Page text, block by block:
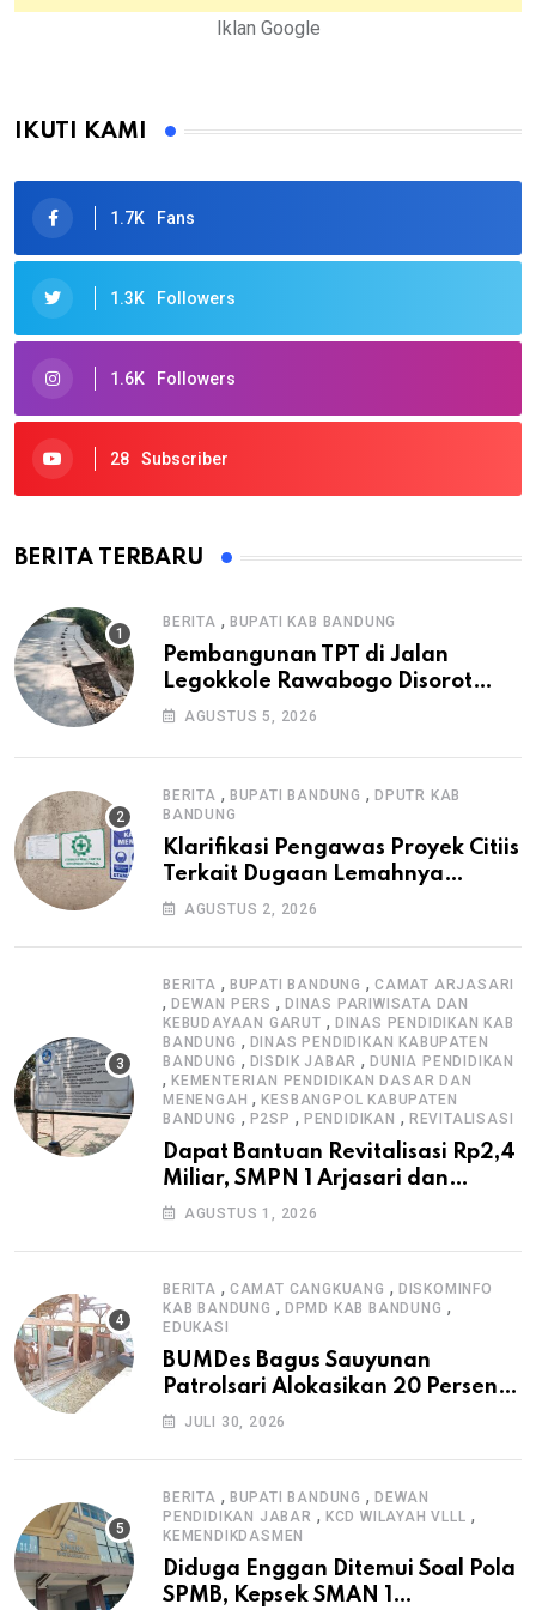
Iklan Google
IKUTI KAMI
1.7K Fans
1.3K Followers
1.6K Followers
28 Subscriber
BERITA TERBARU
BERITA , BUPATI KAB BANDUNG
Pembangunan TPT di Jalan
Legokkole Rawabogo Disorot
Warga, Selesai Tanpa Papan
AGUSTUS 5, 2026
BERITA , BUPATI BANDUNG ,DPUTR KAB
BANDUNG
Klarifikasi Pengawas Proyek Citiis
Terkait Dugaan Lemahnya
Pengawasan K3
AGUSTUS 2, 2026
BERITA , BUPATI BANDUNG ,CAMAT ARJASARI
, DEWAN PERS , DINAS PARIWISATA DAN
KEBUDAYAAN GARUT , DINAS PENDIDIKAN KAB
BANDUNG , DINAS PENDIDIKAN KABUPATEN
BANDUNG , DISDIK JABAR ,DUNIA PENDIDIKAN
, KEMENTERIAN PENDIDIKAN DASAR DAN
MENENGAH ,KESBANGPOL KABUPATEN
BANDUNG , P2SP , PENDIDIKAN , REVITALISASI
Dapat Bantuan Revitalisasi Rp2,4
Miliar, SMPN 1 Arjasari dan
Masyarakat Sambut Antusias
AGUSTUS 1, 2026
BERITA , CAMAT CANGKUANG , DISKOMINFO
KAB BANDUNG , DPMD KAB BANDUNG ,
EDUKASI
BUMDes Bagus Sauyunan
Patrolsari Alokasikan 20 Persen
Dana Desa untuk Ketahanan
JULI 30, 2026
BERITA , BUPATI BANDUNG ,DEWAN
PENDIDIKAN JABAR , KCD WILAYAH VLLL ,
KEMENDIKDASMEN
Diduga Enggan Ditemui Soal Pola
SPMB, Kepsek SMAN 1